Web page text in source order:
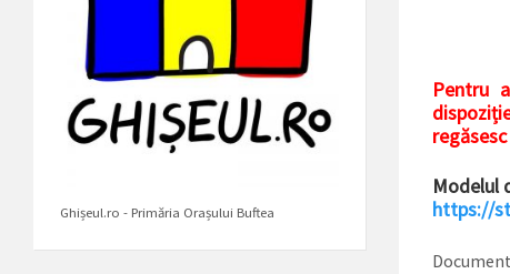
Pentru
Modelul
https://
Ghișeul.ro - Primăria Orașului Buftea